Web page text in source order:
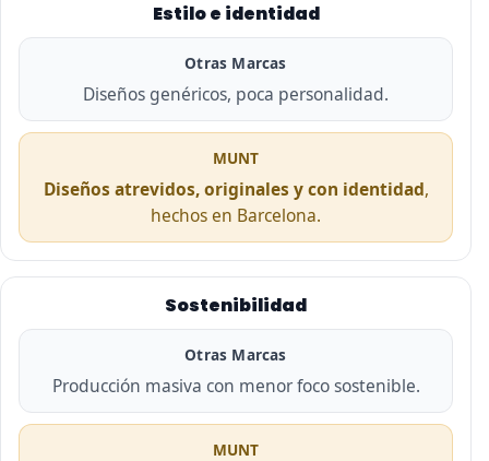
Estilo e identidad
Otras Marcas
Diseños genéricos, poca personalidad.
MUNT
Diseños atrevidos, originales y con identidad,
hechos en Barcelona.
Sostenibilidad
Otras Marcas
Producción masiva con menor foco sostenible.
MUNT